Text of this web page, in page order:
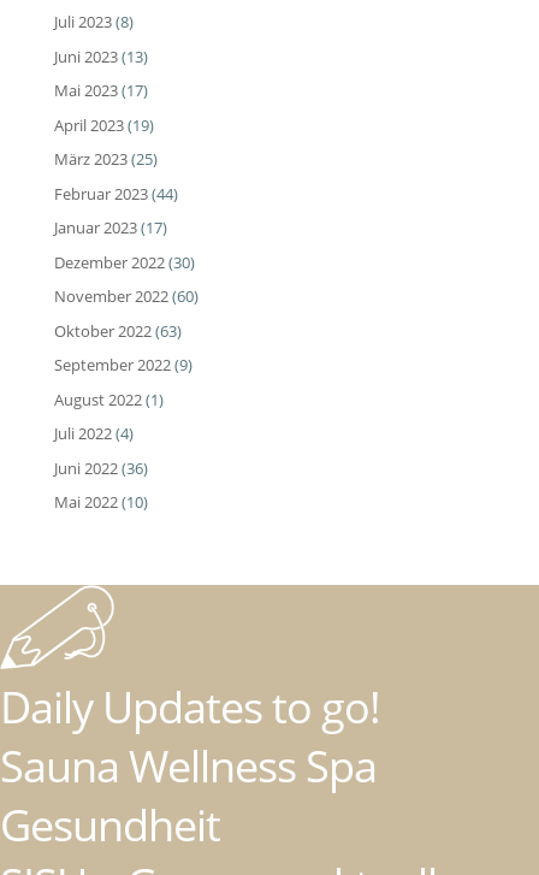
Juli 2023(8)
Juni 2023(13)
Mai 2023(17)
April 2023(19)
März 2023(25)
Februar 2023(44)
Januar 2023(17)
Dezember 2022(30)
November 2022(60)
Oktober 2022(63)
September 2022(9)
August 2022(1)
Juli 2022(4)
Juni 2022(36)
Mai 2022(10)
Daily Updates to go!
Sauna Wellness Spa
Gesundheit